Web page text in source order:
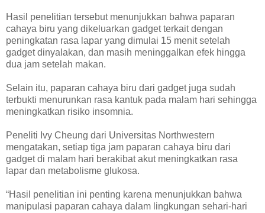
Hasil penelitian tersebut menunjukkan bahwa paparan
cahaya biru yang dikeluarkan gadget terkait dengan
peningkatan rasa lapar yang dimulai 15 menit setelah
gadget dinyalakan, dan masih meninggalkan efek hingga
dua jam setelah makan.
Selain itu, paparan cahaya biru dari gadget juga sudah
terbukti menurunkan rasa kantuk pada malam hari sehingga
meningkatkan risiko insomnia.
Peneliti Ivy Cheung dari Universitas Northwestern
mengatakan, setiap tiga jam paparan cahaya biru dari
gadget di malam hari berakibat akut meningkatkan rasa
lapar dan metabolisme glukosa.
“Hasil penelitian ini penting karena menunjukkan bahwa
manipulasi paparan cahaya dalam lingkungan sehari-hari